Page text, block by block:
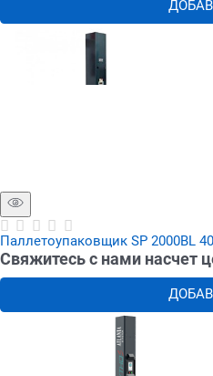
Паллетоупаковщик SP 2000BL
Свяжитесь с нами насчет